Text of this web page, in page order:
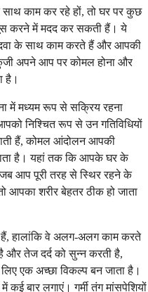
काम कर रहे हों, तो घर पर कुछ
करने में मदद कर सकती हैं। ये
दवा के साथ काम करते हैं और आपकी
अपने आप पर कोमल होना और
है।
में मध्यम रूप से सक्रिय रहना
निश्चित रूप से उन गतिविधियों
हैं, कोमल आंदोलन आपकी
है। यहां तक कि आपके घर के
आप पूरी तरह से स्थिर रहने के
आपका शरीर बेहतर ठीक हो जाता
हैं, हालांकि वे अलग-अलग काम करते
तेज दर्द को सुन्न करती है,
एक अच्छा विकल्प बन जाता है।
बार लगाएं। गर्मी तंग मांसपेशियों